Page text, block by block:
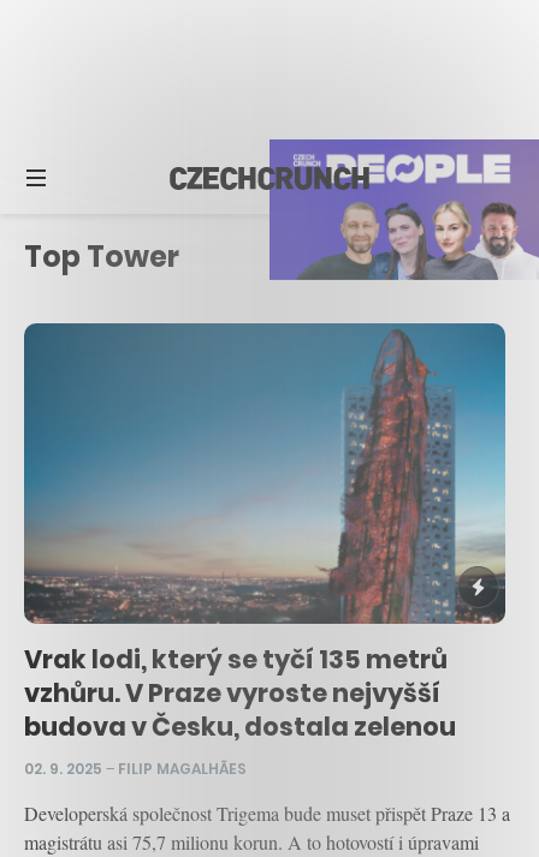
Top Tower
Vrak lodi, který se tyčí 135 metrů
vzhůru. V Praze vyroste nejvyšší
budova v Česku, dostala zelenou
02. 9. 2025 – FILIP MAGALHÃES
Developerská společnost Trigema bude muset přispět Praze 13 a
magistrátu asi 75,7 milionu korun. A to hotovostí i úpravami